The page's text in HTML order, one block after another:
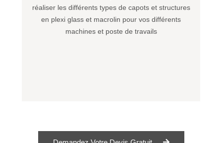
réaliser les différents types de capots et structures
en plexi glass et macrolin pour vos différents
machines et poste de travails